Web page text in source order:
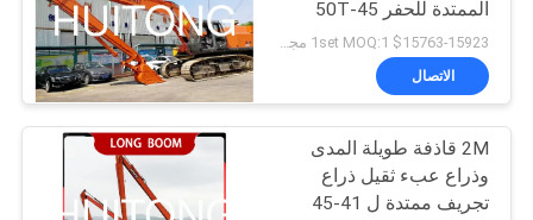
جرافة الأغراض العامة
للحفارة
الممتدة للحفر 45-50T
PC450 PC345 349GC
ZX450 ZX490 SK450
SK490 DX450 DX490
EC500 SY465 XE490
حفر النهر
الاتصال
2M قاذفة طويلة المدى
وذراع عبء ثقيل ذراع
تجريف ممتدة ل 41-45